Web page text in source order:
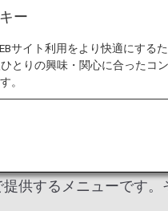
）
事（BBML
年6月～2026年8月
供するメニューです
ー
サイト利用をより快適にする
とりの興味・関心に合ったコ
。